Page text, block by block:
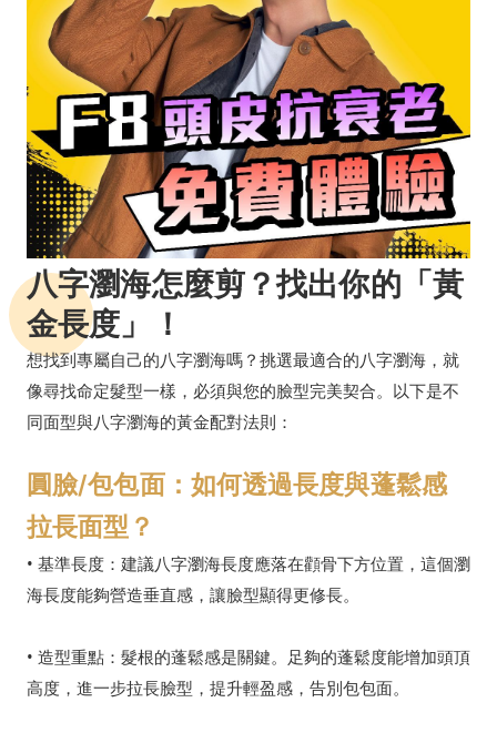
八字瀏海怎麼剪？找出你的「黃
金長度」！
想找到專屬自己的八字瀏海嗎？挑選最適合的八字瀏海，就
像尋找命定髮型一樣，必須與您的臉型完美契合。以下是不
同面型與八字瀏海的黃金配對法則：
圓臉/包包面：如何透過長度與蓬鬆感
拉長面型？
• 基準長度：建議八字瀏海長度應落在顴骨下方位置，這個瀏
海長度能夠營造垂直感，讓臉型顯得更修長。
• 造型重點：髮根的蓬鬆感是關鍵。足夠的蓬鬆度能增加頭頂
高度，進一步拉長臉型，提升輕盈感，告別包包面。